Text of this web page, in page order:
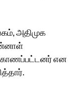
அதிமுக
காணப்பட்டனர் என